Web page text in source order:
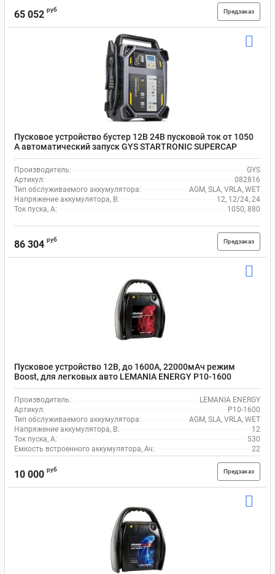
65 052 руб Предзаказ
Пусковое устройство бустер 12В 24В пусковой ток от 1050
А автоматический запуск GYS STARTRONIC SUPERCAP
082816
Производитель:
GYS
Артикул:
082816
Тип обслуживаемого аккумулятора:
AGM, SLA, VRLA, WET
Напряжение аккумулятора, В:
12, 12/24, 24
Ток пуска, А:
1050, 880
86 304 руб Предзаказ
Пусковое устройство 12В, до 1600А, 22000мАч режим
Boost, для легковых авто LEMANIA ENERGY P10-1600
Производитель:
LEMANIA ENERGY
Артикул:
P10-1600
Тип обслуживаемого аккумулятора:
AGM, SLA, VRLA, WET
Напряжение аккумулятора, В:
12
Ток пуска, А:
530
Емкость встроенного аккумулятора, Ач:
22
10 000 руб Предзаказ